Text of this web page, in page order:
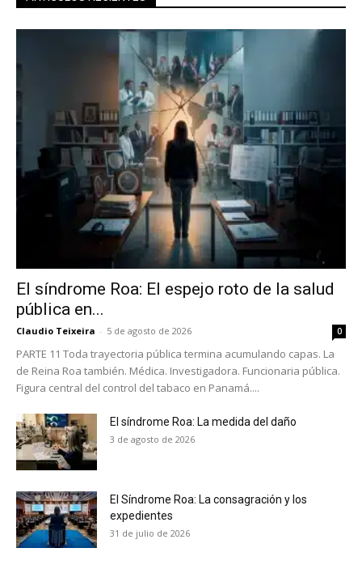
últimas noticias
Suscríbete a nuestro boletín diario y
reducción de daños en tu correo
electrónico.
Subscribe to our daily clipping and
El síndrome Roa: El espejo roto de la salud
pública en...
Claudio Teixeira - 5 de agosto de 2026 0
PARTE 11 Toda trayectoria pública termina acumulando capas. La
de Reina Roa también. Médica. Investigadora. Funcionaria pública.
Figura central del control del tabaco en Panamá....
El síndrome Roa: La medida del daño
3 de agosto de 2026
El Síndrome Roa: La consagración y los
expedientes
31 de julio de 2026